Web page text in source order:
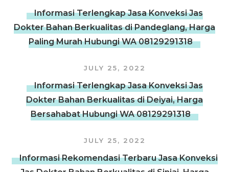
Informasi Terlengkap Jasa Konveksi Jas
Dokter Bahan Berkualitas di Pandeglang, Harga
Paling Murah Hubungi WA 08129291318
JULY 25, 2022
Informasi Terlengkap Jasa Konveksi Jas
Dokter Bahan Berkualitas di Deiyai, Harga
Bersahabat Hubungi WA 08129291318
JULY 25, 2022
Informasi Rekomendasi Terbaru Jasa Konveksi